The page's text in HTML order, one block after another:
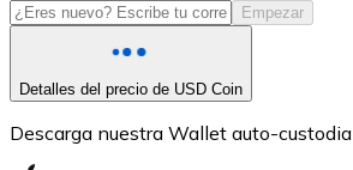
Empezar
Detalles del precio de USD Coin
Descarga nuestra Wallet auto-custodia